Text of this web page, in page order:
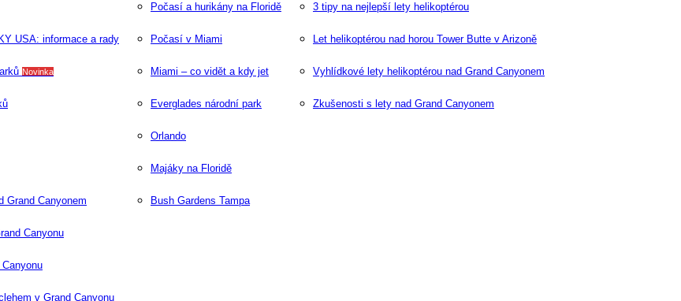
USA: informace a rady
Novinka
Grand Canyonem
Canyonu
v Grand Canyonu
Počasí a hurikány na Floridě
Počasí v Miami
Miami – co vidět a kdy jet
Everglades národní park
Orlando
Majáky na Floridě
Bush Gardens Tampa
3 tipy na nejlepší lety helikoptérou
Let helikoptérou nad horou Tower Butte v Arizoně
Vyhlídkové lety helikoptérou nad Grand Canyonem
Zkušenosti s lety nad Grand Canyonem